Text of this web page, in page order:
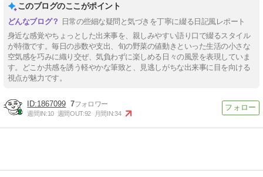
このブログのここがポイント
日常の些細な疑問と気づきを丁寧に綴る日記風レポート
身近な感覚やちょっとした出来事を、親しみやすい語り口で綴るスタイル
が特徴です。毎日の歩数や支出、旬の野菜の値動きといった生活の小さな
空気感を巧みに織り交ぜ、気負わずに楽しめる日々の風景を表現していま
す。どこか共感を誘う軽やかな筆致と、見逃しがちな出来事に目を向ける
視点が魅力です。
1867099 7
週間IN:10 週間OUT:92 月間IN:34